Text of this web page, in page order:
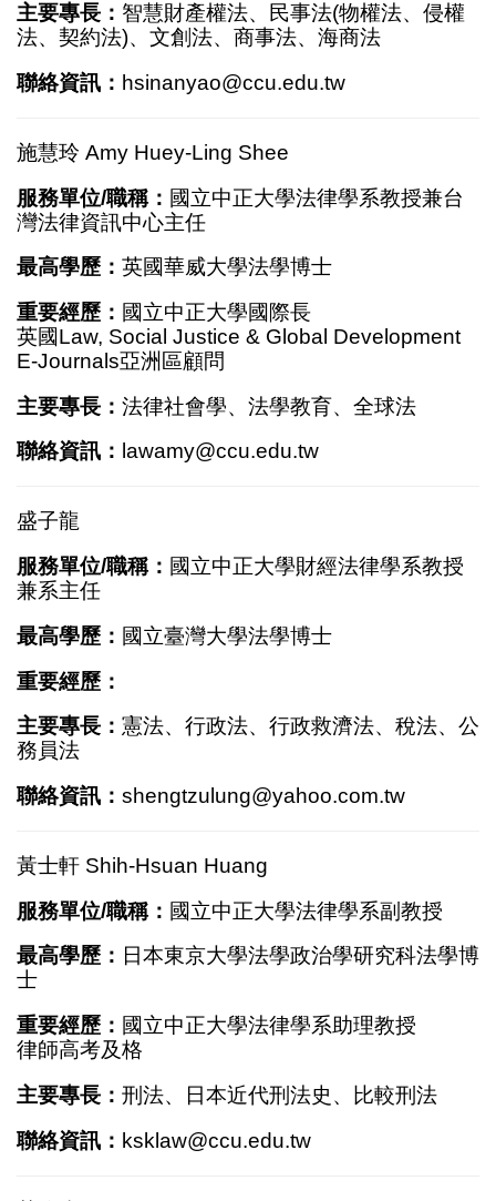
主要專長： 智慧財產權法、民事法(物權法、侵權
法、契約法)、文創法、商事法、海商法
聯絡資訊： hsinanyao@ccu.edu.tw
施慧玲 Amy Huey-Ling Shee
服務單位/職稱： 國立中正大學法律學系教授兼台
灣法律資訊中心主任
最高學歷： 英國華威大學法學博士
重要經歷： 國立中正大學國際長
英國Law, Social Justice & Global Development
E-Journals亞洲區顧問
主要專長： 法律社會學、法學教育、全球法
聯絡資訊： lawamy@ccu.edu.tw
盛子龍
服務單位/職稱： 國立中正大學財經法律學系教授
兼系主任
最高學歷： 國立臺灣大學法學博士
重要經歷：
主要專長： 憲法、行政法、行政救濟法、稅法、公
務員法
聯絡資訊： shengtzulung@yahoo.com.tw
黃士軒 Shih-Hsuan Huang
服務單位/職稱： 國立中正大學法律學系副教授
最高學歷： 日本東京大學法學政治學研究科法學博
士
重要經歷： 國立中正大學法律學系助理教授
律師高考及格
主要專長： 刑法、日本近代刑法史、比較刑法
聯絡資訊： ksklaw@ccu.edu.tw